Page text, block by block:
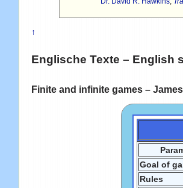
↑
Englische Texte – English
Finite and infinite games –
Goal of
Rules